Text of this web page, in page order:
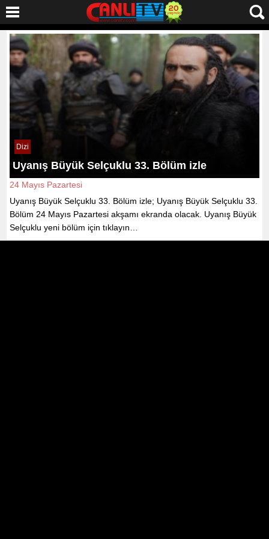
Dizi
Uyanış Büyük Selçuklu 33. Bölüm izle
24 Mayıs Pazartesi
Uyanış Büyük Selçuklu 33. Bölüm izle; Uyanış Büyük Selçuklu 33.
Bölüm 24 Mayıs Pazartesi akşamı ekranda olacak. Uyanış Büyük
Selçuklu yeni bölüm için tıklayın…